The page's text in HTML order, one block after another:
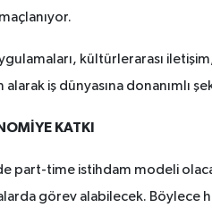
kültürlerarası
iş dünyasına donanımlı
KATKI
part-time istihdam modeli
görev alabilecek. Böylece